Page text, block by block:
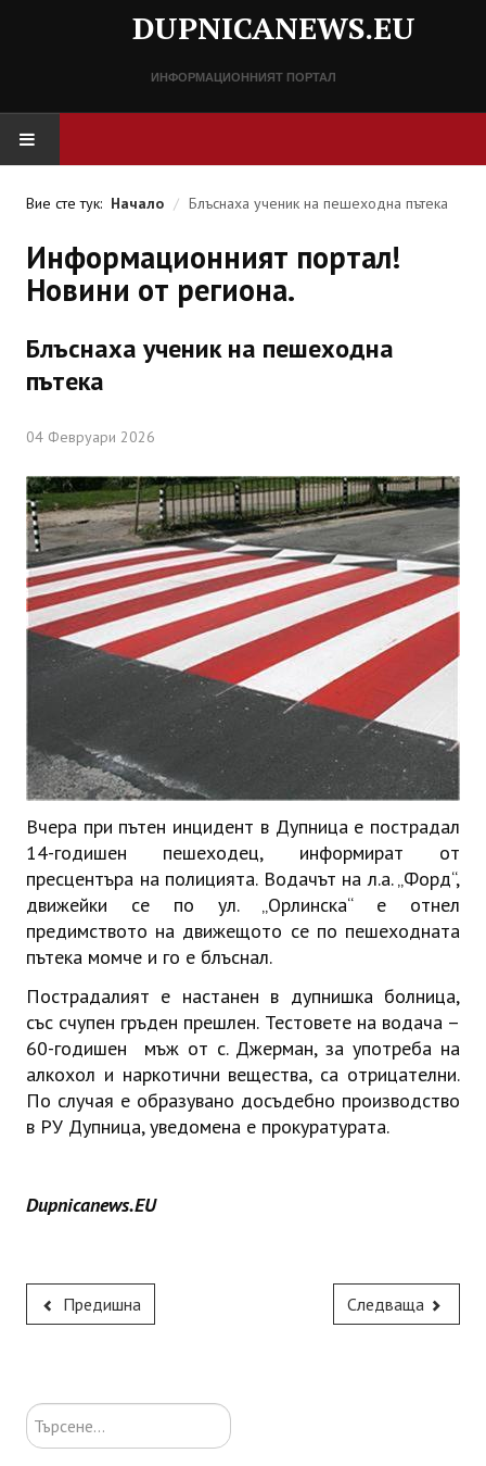
DUPNICANEWS.EU
ИНФОРМАЦИОННИЯТ ПОРТАЛ
НОВИНИ
СПРАВОЧНИК
Разписание
Важни телефонни номера
КОНТАКТИ
ИНТЕРВЮ
ЗА РЕГИОНА
Бележити дупничани
История
Населени места
ЗАБРАВЕНАТА ДУПНИЦА
СВОБОДНИ РАБОТНИ МЕСТА
Вие сте тук: Начало / Блъснаха ученик на пешеходна пътека
Информационният портал!
Новини от региона.
Блъснаха ученик на пешеходна
пътека
04 Февруари 2026
Вчера при пътен инцидент в Дупница е пострадал
14-годишен пешеходец, информират от
пресцентъра на полицията. Водачът на л.а. „Форд“,
движейки се по ул. „Орлинска“ е отнел
предимството на движещото се по пешеходната
пътека момче и го е блъснал.
Пострадалият е настанен в дупнишка болница,
със счупен гръден прешлен. Тестовете на водача –
60-годишен мъж от с. Джерман, за употреба на
алкохол и наркотични вещества, са отрицателни.
По случая е образувано досъдебно производство
в РУ Дупница, уведомена е прокуратурата.
Dupnicanews.EU
Предишна Следваща
Търсене...